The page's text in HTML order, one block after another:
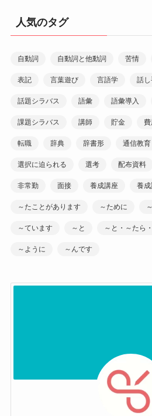
人気のタグ
自動詞 自動詞と他動詞 苦情
表記 言葉遊び 言語学 話し
話題シラバス 語彙 語彙導入
課題シラバス 講師 貯金 費
転職 辞典 辞書形 通信教育
選択に迫られる 選考 配布資料
非常勤 面接 養成講座 養
～たことがあります ～ために
～ています ～と ～と・～たら
～ように ～んです